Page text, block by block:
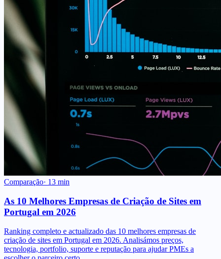
Comparação
As 10 Melhores Empresas de Criação de Sites em
Ranking completo e actualizado das 10 melhores empresas de
criação de sites em Portugal em 2026. Analisámos preços,
tecnologia, portfolio, suporte e reputação para ajudar PMEs a
escolher o parceiro certo.
28/06Ler →